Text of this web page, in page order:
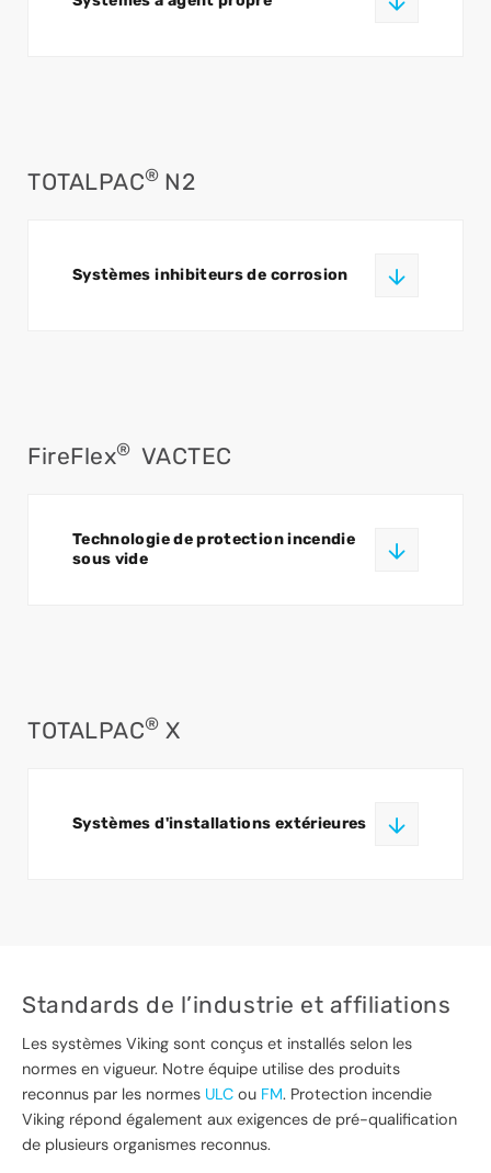
TOTALPAC® N2
Systèmes inhibiteurs de corrosion
FireFlex® VACTEC
Technologie de protection incendie
sous vide
TOTALPAC® X
Systèmes d'installations extérieures
Standards de l’industrie et affiliations
Les systèmes Viking sont conçus et installés selon les
normes en vigueur. Notre équipe utilise des produits
reconnus par les normes ULC ou FM. Protection incendie
Viking répond également aux exigences de pré-qualification
de plusieurs organismes reconnus.